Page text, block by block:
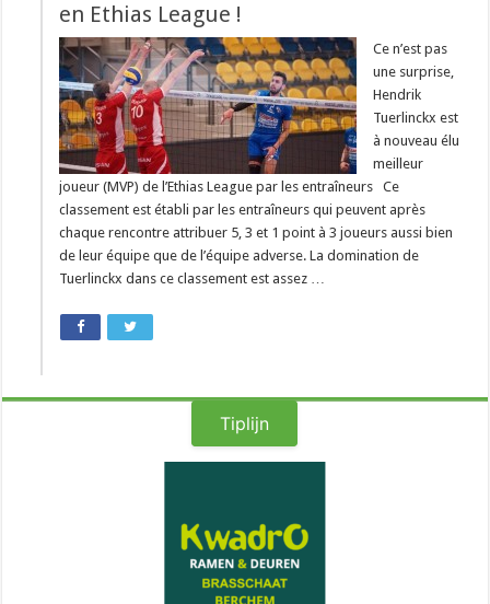
en Ethias League !
Ce n’est pas
une surprise,
Hendrik
Tuerlinckx est
à nouveau élu
meilleur
joueur (MVP) de l’Ethias League par les entraîneurs Ce
classement est établi par les entraîneurs qui peuvent après
chaque rencontre attribuer 5, 3 et 1 point à 3 joueurs aussi bien
de leur équipe que de l’équipe adverse. La domination de
Tuerlinckx dans ce classement est assez …
Tiplijn